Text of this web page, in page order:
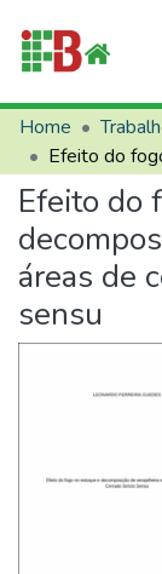
Communities &
All of RIIFB
Manuals and
Statistics
About RIIFB
Help
Home
Efeito do
áreas de
sensu